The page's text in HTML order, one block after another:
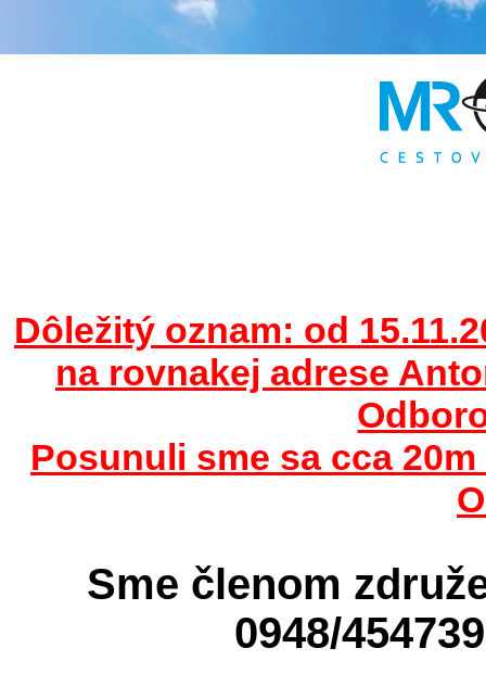
Dôležitý oznam: od
na rovnakej adrese
Posunuli sme sa cca
Sme členom
0948/